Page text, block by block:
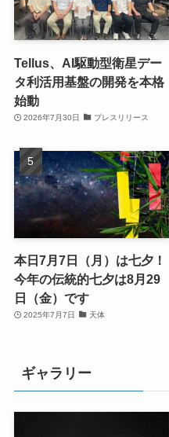
Tellus、AI駆動型衛星デー
タ利活用基盤の開発を本格
始動
2026年7月30日 プレスリリース
本日7月7日（月）は七夕！
今年の伝統的七夕は8月29
日（金）です
2025年7月7日 天体
ギャラリー